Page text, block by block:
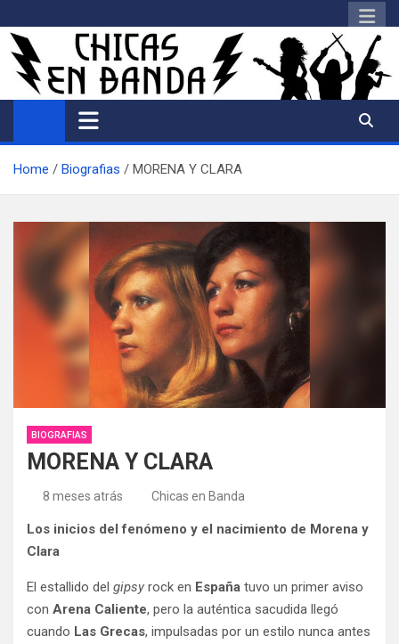
al
contenido
Home Biografias MORENA Y CLARA
BIOGRAFIAS
MORENA Y CLARA
8 meses atrás Chicas en Banda
Los inicios del fenómeno y el nacimiento de Morena y
Clara
El estallido del gipsy rock en España tuvo un primer aviso
con Arena Caliente, pero la auténtica sacudida llegó
cuando Las Grecas, impulsadas por un estilo nunca antes